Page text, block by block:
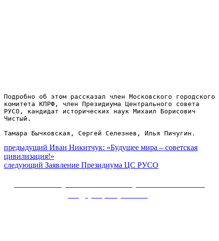
Подробно об этом рассказал член Московского городского
комитета КПРФ, член Президиума Центрального совета
РУСО, кандидат исторических наук Михаил Борисович
Чистый.
Тамара Бычковская, Сергей Селезнев, Илья Пичугин.
Навигация
по
предыдущий Предыдущий
пост:
Иван Никитчук: «Будущее мира – советская
цивилизация!»
следующий Следующее
Заявление Президиума ЦС РУСО